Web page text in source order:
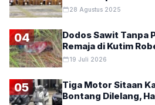
28 Agustus 2025
04
Dodos Sawit Tanpa
Remaja di Kutim
19 Juli 2026
05
Tiga Motor Sitaan
Bontang Dilelang,